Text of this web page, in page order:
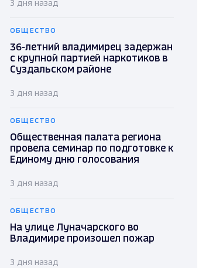
3 дня назад
ОБЩЕСТВО
36-летний владимирец задержан
с крупной партией наркотиков в
Суздальском районе
3 дня назад
ОБЩЕСТВО
Общественная палата региона
провела семинар по подготовке к
Единому дню голосования
3 дня назад
ОБЩЕСТВО
На улице Луначарского во
Владимире произошел пожар
3 дня назад